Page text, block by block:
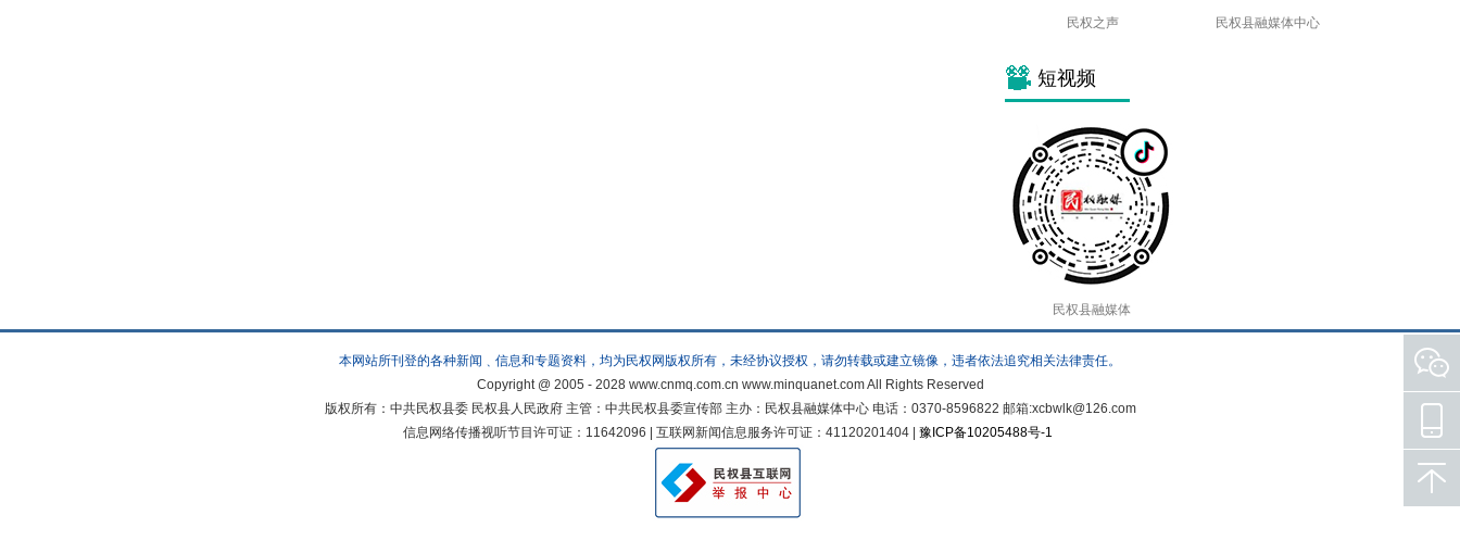
民权之声 民权县融媒体中心
短视频
民权县融媒体
本网站所刊登的各种新闻﹑信息和专题资料，均为民权网版权所有，未经协议授权，请勿转载或建立镜像，违者依法追究相关法律责任。
Copyright @ 2005 - 2028 www.cnmq.com.cn www.minquanet.com All Rights Reserved
版权所有：中共民权县委 民权县人民政府 主管：中共民权县委宣传部 主办：民权县融媒体中心 电话：0370-8596822 邮箱:xcbwlk@126.com
信息网络传播视听节目许可证：11642096 | 互联网新闻信息服务许可证：41120201404 | 豫ICP备10205488号-1